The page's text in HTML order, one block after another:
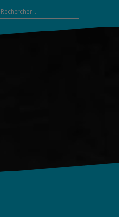
Rechercher :